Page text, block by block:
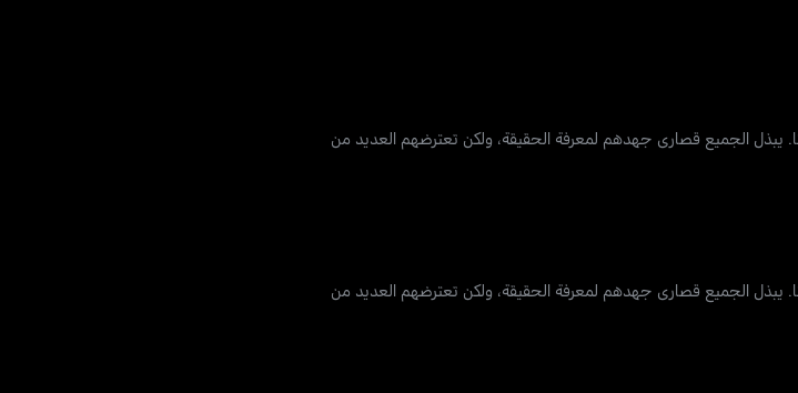
يبذل الجميع قصارى جهدهم لمعرفة الحقيقة، ولكن تعترضهم العديد من
يبذل الجميع قصارى جهدهم لمعرفة الحقيقة، ولكن تعترضهم العديد من